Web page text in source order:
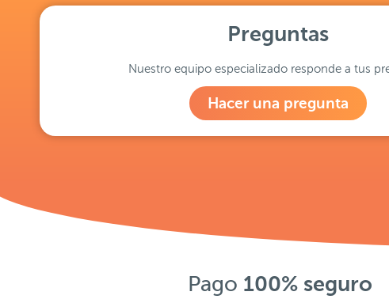
Preguntas
Nuestro equipo especializado responde a tus
Hacer una pregunta
Pago 100% seguro